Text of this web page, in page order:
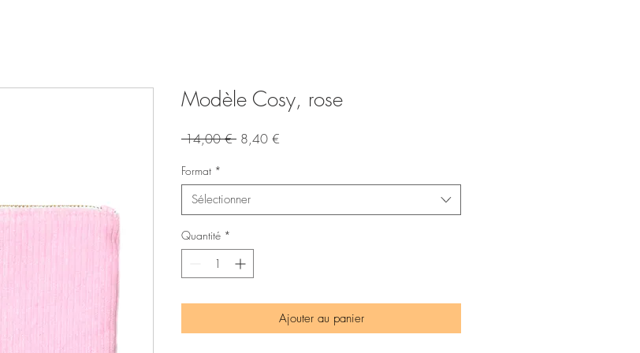
Modèle Cosy, rose
14,00 € Prix
8,40 €
Format *
Sélectionner
Quantité *
Ajouter au panier